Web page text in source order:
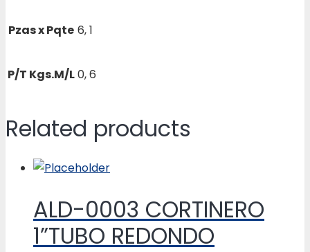
Pzas x Pqte 6, 1
P/T Kgs.M/L0, 6
Related products
ALD-0003 CORTINERO
1”TUBO REDONDO